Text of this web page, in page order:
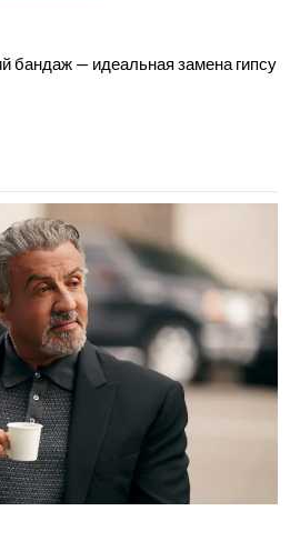
бандаж — идеальная замена гипсу